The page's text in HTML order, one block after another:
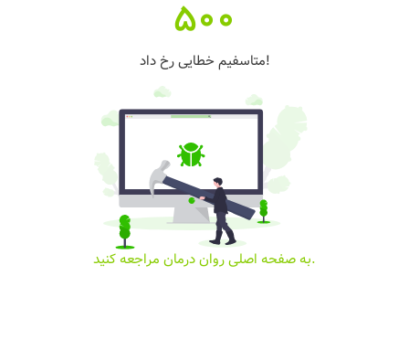
500
متاسفیم خطایی رخ داد!
به صفحه اصلی روان درمان مراجعه کنید.